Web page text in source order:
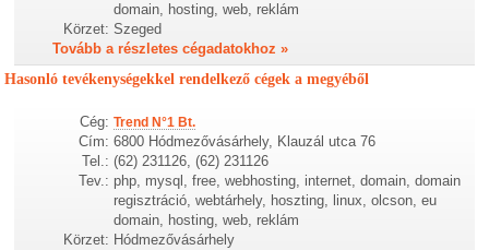
domain, hosting, web, reklám
Körzet: Szeged
Tovább a részletes cégadatokhoz »
Hasonló tevékenységekkel rendelkező cégek a megyéből
Cég: Trend N°1 Bt.
Cím: 6800 Hódmezővásárhely, Klauzál utca 76
Tel.: (62) 231126, (62) 231126
Tev.: php, mysql, free, webhosting, internet, domain, domain
regisztráció, webtárhely, hoszting, linux, olcson, eu
domain, hosting, web, reklám
Körzet: Hódmezővásárhely